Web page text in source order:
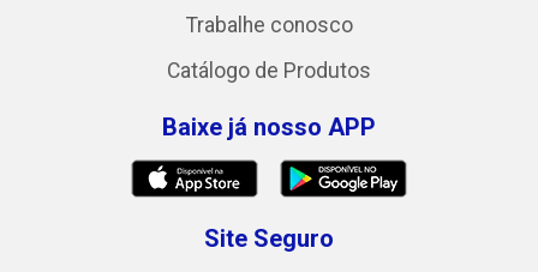
Trabalhe conosco
Catálogo de Produtos
Baixe já nosso APP
Site Seguro